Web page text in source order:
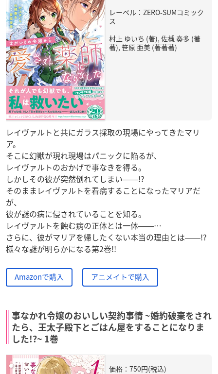
レーベル：ZERO-SUMコミック
ス
村上 ゆいち (著), 佐槻 奏多 (著
著), 笹原 亜美 (著著著)
レイヴァルトと共にガラス採取の現場にやってきたマリ
ア。
そこに幻獣が現れ現場はパニックに陥るが、
レイヴァルトのおかげで事なきを得る。
しかしその彼が突然倒れてしまい――!?
そのままレイヴァルトを看病することになったマリアだ
が、
彼が謎の病に侵されていることを知る。
レイヴァルトを蝕む病の正体とは一体――…
さらに、彼がマリアを帰したくない本当の理由とは――!?
様々な謎が明らかになる第2巻!!
Amazonで購入 アニメイトで購入
事なかれ令嬢のおいしい契約事情 ~婚約破棄をされ
たら、王太子殿下とごはん屋をすることになりま
した!?~ 1巻
価格：750円(税込)